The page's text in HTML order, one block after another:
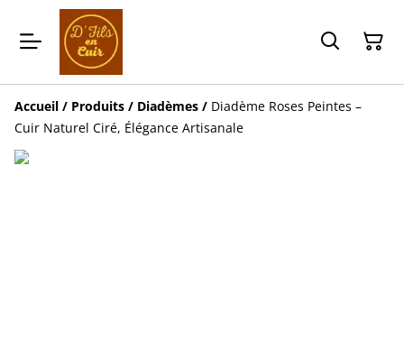
Accueil / Produits / Diadèmes / Diadème Roses Peintes –
Cuir Naturel Ciré, Élégance Artisanale